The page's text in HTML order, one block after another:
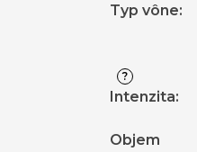
Typ vône:
?
Intenzita:
Objem